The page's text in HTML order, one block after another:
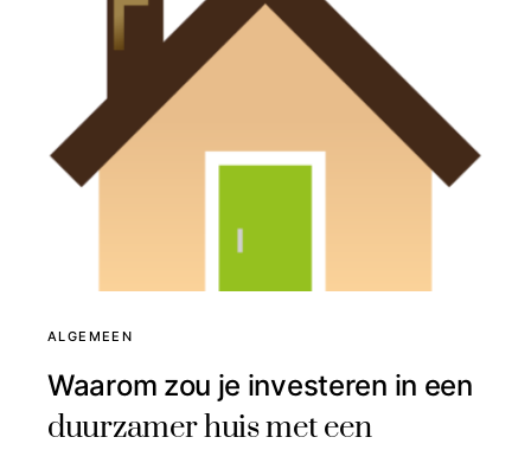
ALGEMEEN
Waarom zou je investeren in een
duurzamer huis met een